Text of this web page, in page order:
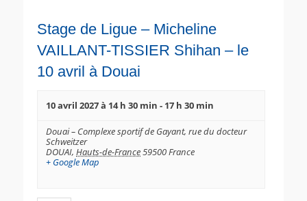
Stage de Ligue – Micheline
VAILLANT-TISSIER Shihan – le
10 avril à Douai
10 avril 2027 à 14 h 30 min - 17 h 30 min
Douai – Complexe sportif de Gayant, rue du docteur
Schweitzer
DOUAI, Hauts-de-France59500France
+ Google Map